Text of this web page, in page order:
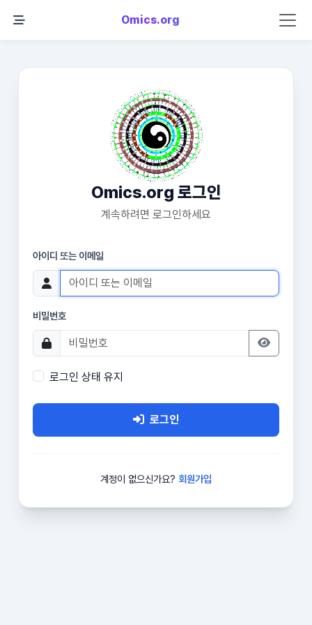
Omics.org
Omics.org 로그인
계속하려면 로그인하세요
아이디 또는 이메일
비밀번호
로그인 상태 유지
로그인
계정이 없으신가요? 회원가입